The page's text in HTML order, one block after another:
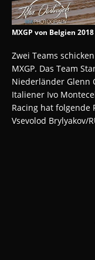
MXGP von Belgien
Zwei Teams
MXGP. Das Team
Niederländer Glenn
Italiener Ivo
Racing hat folgende
Vsevolod Brylyakov/